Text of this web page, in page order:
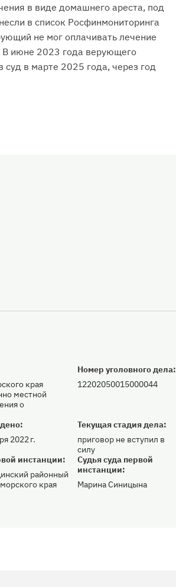
в виде домашнего ареста, под
в список Росфинмониторинга
не мог оплачивать лечение
В июне 2023 года верующего
в марте 2025 года, через год
края
местной
о
Номер уголовного дела:
12202050015000044
2022 г.
Текущая стадия дела:
приговор не вступил в
силу
инстанции:
районный
края
Судья суда первой
инстанции:
Марина Синицына